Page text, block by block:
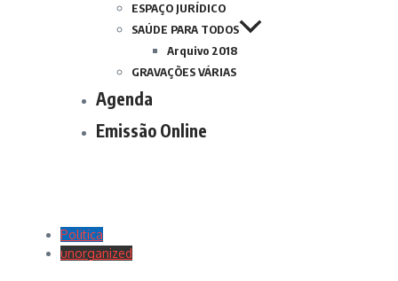
ESPAÇO JURÍDICO
SAÚDE PARA TODOS
Arquivo 2018
GRAVAÇÕES VÁRIAS
Agenda
Emissão Online
Politica
unorganized